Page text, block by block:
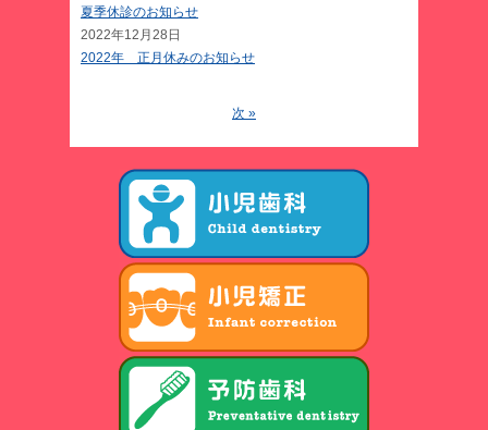
夏季休診のお知らせ
2022年12月28日
2022年 正月休みのお知らせ
次 »